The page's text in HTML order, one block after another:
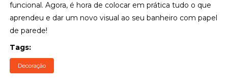
funcional. Agora, é hora de colocar em prática tudo o que
aprendeu e dar um novo visual ao seu banheiro com papel
de parede!
Tags:
Decoração